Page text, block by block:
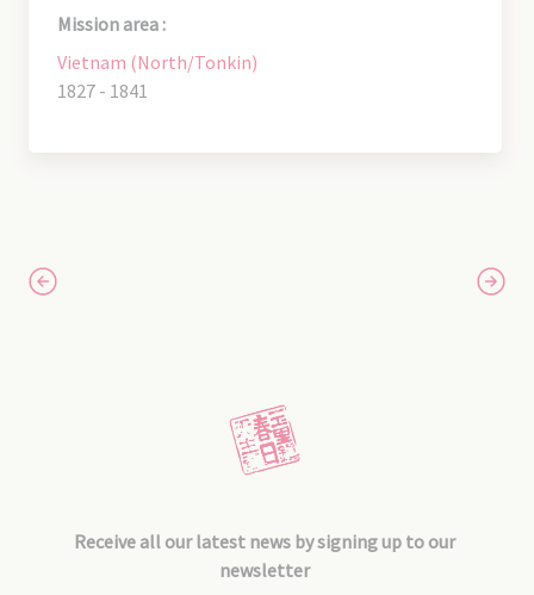
Mission area :
Vietnam (North/Tonkin)
1827 - 1841
Receive all our latest news by signing up to our
newsletter